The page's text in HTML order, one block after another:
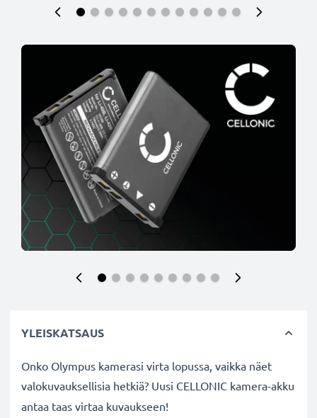
YLEISKATSAUS
Onko Olympus kamerasi virta lopussa, vaikka näet
valokuvauksellisia hetkiä? Uusi CELLONIC kamera-akku
antaa taas virtaa kuvaukseen!